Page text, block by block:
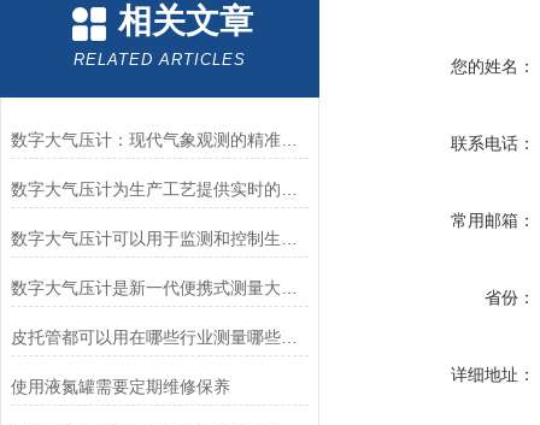
相关文章
RELATED ARTICLES
数字大气压计：现代气象观测的精准仪器
皮托管都可以用在哪些行业测量哪些数据
使用液氮罐需要定期维修保养
您的姓名：
联系电话：
常用邮箱：
省份：
详细地址：